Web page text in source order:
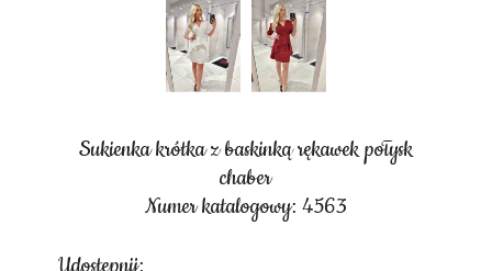
Sukienka krótka z baskinką rękawek połysk
chaber
Numer katalogowy: 4563